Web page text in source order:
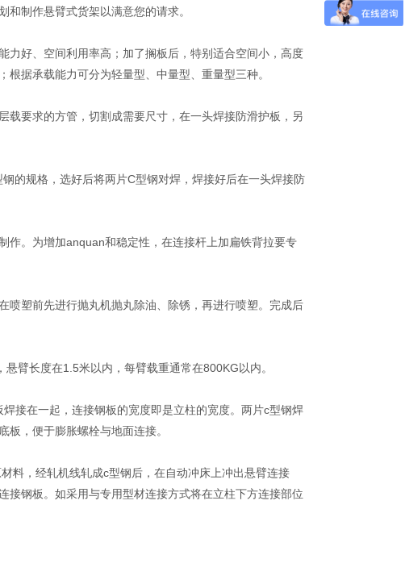
制作悬臂式货架以满意您的请求。
好、空间利用率高；加了搁板后，特别适合空间小，高度
据承载能力可分为轻量型、中量型、重量型三种。
要求的方管，切割成需要尺寸，在一头焊接防滑护板，另
规格，选好后将两片C型钢对焊，焊接好后在一头焊接防
。为增加anquan和稳定性，在连接杆上加扁铁背拉要专
塑前先进行抛丸机抛丸除油、除锈，再进行喷塑。完成后
长度在1.5米以内，每臂载重通常在800KG以内。
在一起，连接钢板的宽度即是立柱的宽度。两片c型钢焊
，便于膨胀螺栓与地面连接。
，经轧机线轧成c型钢后，在自动冲床上冲出悬臂连接
钢板。如采用与专用型材连接方式将在立柱下方连接部位